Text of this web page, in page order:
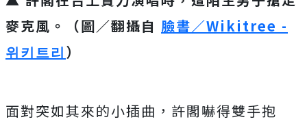
麥克風。（圖／翻攝自 臉書／Wikitree -
위키트리）
面對突如其來的小插曲，許閣嚇得雙手抱